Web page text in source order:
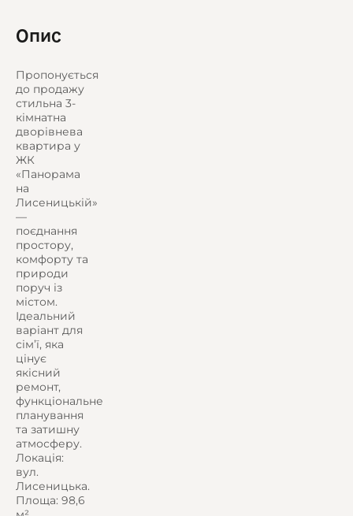
Опис
Пропонується
до продажу
стильна 3-
кімнатна
дворівнева
квартира у
ЖК
«Панорама
на
Лисеницькій»
—
поєднання
простору,
комфорту та
природи
поруч із
містом.
Ідеальний
варіант для
сім’ї, яка
цінує
якісний
ремонт,
функціональне
планування
та затишну
атмосферу.
Локація:
вул.
Лисеницька.
Площа: 98,6